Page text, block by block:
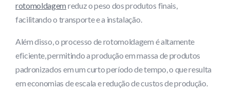
rotomoldagem reduz o peso dos produtos finais,
facilitando o transporte e a instalação.
Além disso, o processo de rotomoldagem é altamente
eficiente, permitindo a produção em massa de produtos
padronizados em um curto período de tempo, o que resulta
em economias de escala e redução de custos de produção.